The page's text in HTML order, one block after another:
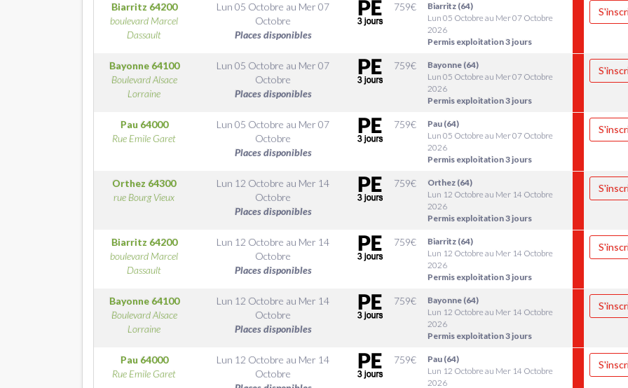
Biarritz 64200
boulevard Marcel
Dassault
Lun 05 Octobre au Mer 07
Octobre
Places disponibles
759€
Biarritz (64)
Lun 05 Octobre au Mer 07 Octobre
2026
Permis exploitation 3 jours
Bayonne 64100
Boulevard Alsace
Lorraine
Lun 05 Octobre au Mer 07
Octobre
Places disponibles
759€
Bayonne (64)
Lun 05 Octobre au Mer 07 Octobre
2026
Permis exploitation 3 jours
Pau 64000
Rue Emile Garet
Lun 05 Octobre au Mer 07
Octobre
Places disponibles
759€
Pau (64)
Lun 05 Octobre au Mer 07 Octobre
2026
Permis exploitation 3 jours
Orthez 64300
rue Bourg Vieux
Lun 12 Octobre au Mer 14
Octobre
Places disponibles
759€
Orthez (64)
Lun 12 Octobre au Mer 14 Octobre
2026
Permis exploitation 3 jours
Biarritz 64200
boulevard Marcel
Dassault
Lun 12 Octobre au Mer 14
Octobre
Places disponibles
759€
Biarritz (64)
Lun 12 Octobre au Mer 14 Octobre
2026
Permis exploitation 3 jours
Bayonne 64100
Boulevard Alsace
Lorraine
Lun 12 Octobre au Mer 14
Octobre
Places disponibles
759€
Bayonne (64)
Lun 12 Octobre au Mer 14 Octobre
2026
Permis exploitation 3 jours
Pau 64000
Rue Emile Garet
Lun 12 Octobre au Mer 14
Octobre
759€
Pau (64)
Lun 12 Octobre au Mer 14 Octobre
2026